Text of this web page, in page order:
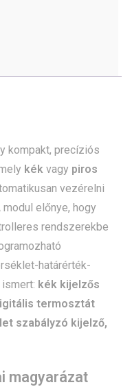
kompakt, precíziós
kék vagy piros
vezérelni
előnye, hogy
rendszerekbe
határérték-
kék kijelzős
termosztát
szabályzó kijelző,
magyarázat